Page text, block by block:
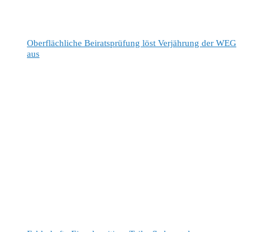
Oberflächliche Beiratsprüfung löst Verjährung der WEG
aus